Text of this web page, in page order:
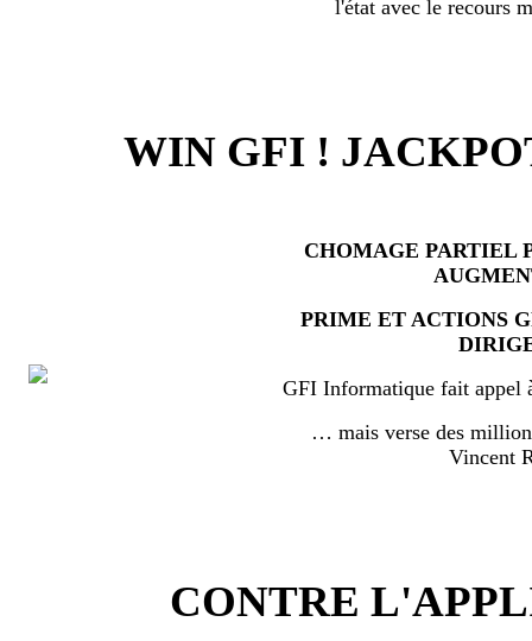
l'état avec le recours
WIN GFI !
CHOMAGE PARTIEL
PRIME ET ACTIONS
GFI Informatique fait appel
… mais verse des
Vincent
CONTRE